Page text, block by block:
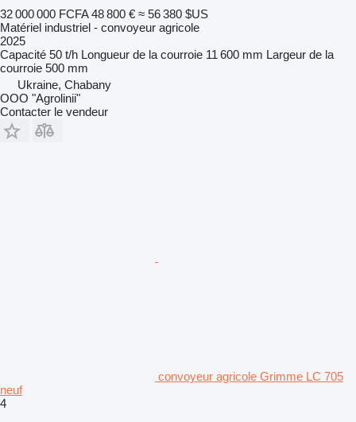
32 000 000 FCFA 48 800 € ≈ 56 380 $US
Matériel industriel - convoyeur agricole
2025
Capacité 50 t/h Longueur de la courroie 11 600 mm Largeur de la
courroie 500 mm
Ukraine, Chabany
OOO "Agrolinii"
Contacter le vendeur
convoyeur agricole Grimme LC 705
neuf
4